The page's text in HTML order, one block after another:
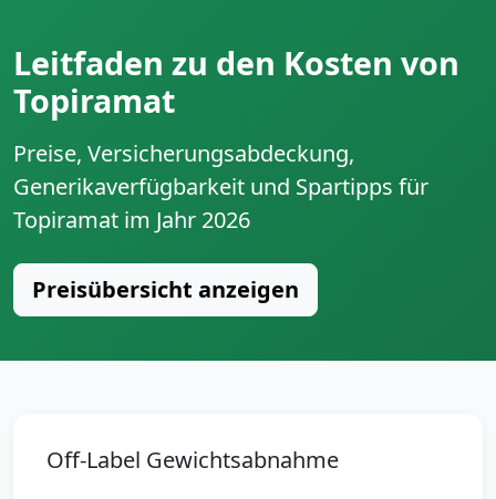
Leitfaden zu den Kosten von
Topiramat
Preise, Versicherungsabdeckung,
Generikaverfügbarkeit und Spartipps für
Topiramat im Jahr 2026
Preisübersicht anzeigen
Off-Label Gewichtsabnahme